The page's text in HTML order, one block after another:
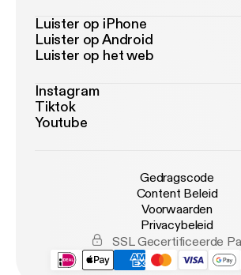
Luister op iPhone
Luister op Android
Luister op het web
Instagram
Tiktok
Youtube
Gedragscode
Content Beleid
Voorwaarden
Privacybeleid
SSL Gecertificeerde